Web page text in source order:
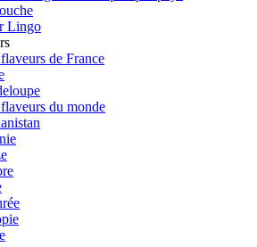
Lingo
de France
du monde